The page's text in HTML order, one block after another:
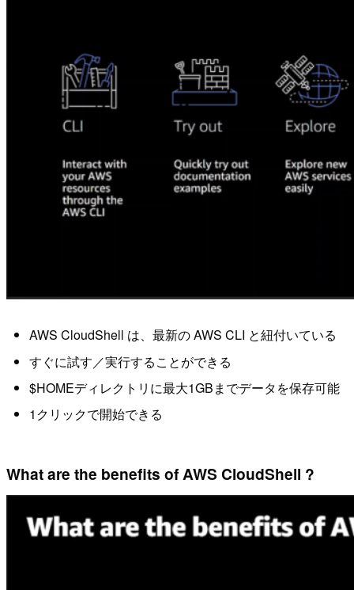
AWS CloudShell は、最新の AWS CLI と紐付いている
すぐに試す／実行することができる
$HOMEディレクトリに最大1GBまでデータを保存可能
1クリックで開始できる
What are the benefits of AWS CloudShell ?